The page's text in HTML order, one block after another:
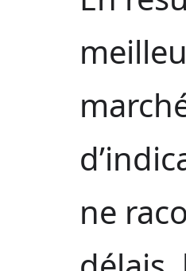
ne